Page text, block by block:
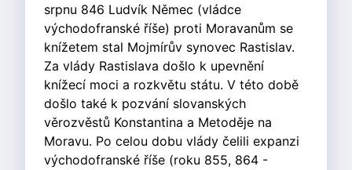
srpnu 846 Ludvík Němec (vládce
východofranské říše) proti Moravanům se
knížetem stal Mojmírův synovec Rastislav.
Za vlády Rastislava došlo k upevnění
knížecí moci a rozkvětu státu. V této době
došlo také k pozvání slovanských
věrozvěstů Konstantina a Metoděje na
Moravu. Po celou dobu vlády čelili expanzi
východofranské říše (roku 855, 864 -